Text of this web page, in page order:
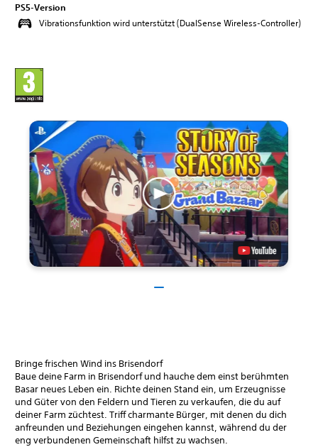
PS5-Version
Vibrationsfunktion wird unterstützt (DualSense Wireless-Controller)
Bringe frischen Wind ins Brisendorf
Baue deine Farm in Brisendorf und hauche dem einst berühmten
Basar neues Leben ein. Richte deinen Stand ein, um Erzeugnisse
und Güter von den Feldern und Tieren zu verkaufen, die du auf
deiner Farm züchtest. Triff charmante Bürger, mit denen du dich
anfreunden und Beziehungen eingehen kannst, während du der
eng verbundenen Gemeinschaft hilfst zu wachsen.